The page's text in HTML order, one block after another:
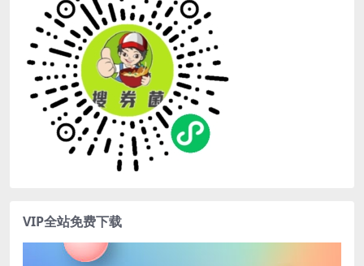
VIP全站免费下载